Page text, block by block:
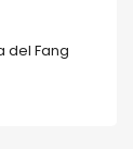
del Fang